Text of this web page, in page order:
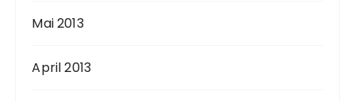
Mai 2013
April 2013